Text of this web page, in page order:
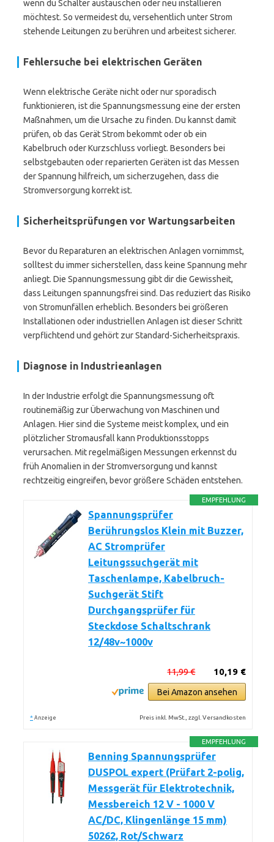
wenn du Schalter austauschen oder neu installieren
möchtest. So vermeidest du, versehentlich unter Strom
stehende Leitungen zu berühren und arbeitest sicherer.
Fehlersuche bei elektrischen Geräten
Wenn elektrische Geräte nicht oder nur sporadisch
funktionieren, ist die Spannungsmessung eine der ersten
Maßnahmen, um die Ursache zu finden. Du kannst damit
prüfen, ob das Gerät Strom bekommt oder ob ein
Kabelbruch oder Kurzschluss vorliegt. Besonders bei
selbstgebauten oder reparierten Geräten ist das Messen
der Spannung hilfreich, um sicherzugehen, dass die
Stromversorgung korrekt ist.
Sicherheitsprüfungen vor Wartungsarbeiten
Bevor du Reparaturen an elektrischen Anlagen vornimmst,
solltest du immer sicherstellen, dass keine Spannung mehr
anliegt. Die Spannungsmessung gibt dir die Gewissheit,
dass Leitungen spannungsfrei sind. Das reduziert das Risiko
von Stromunfällen erheblich. Besonders bei größeren
Installationen oder industriellen Anlagen ist dieser Schritt
verpflichtend und gehört zur Standard-Sicherheitspraxis.
Diagnose in Industrieanlagen
In der Industrie erfolgt die Spannungsmessung oft
routinemäßig zur Überwachung von Maschinen und
Anlagen. Hier sind die Systeme meist komplex, und ein
plötzlicher Stromausfall kann Produktionsstopps
verursachen. Mit regelmäßigen Messungen erkennst du
früh Anomalien in der Stromversorgung und kannst
rechtzeitig eingreifen, bevor größere Schäden entstehen.
EMPFEHLUNG
Spannungsprüfer
Berührungslos Klein mit Buzzer,
AC Stromprüfer
Leitungssuchgerät mit
Taschenlampe, Kabelbruch-
Suchgerät Stift
Durchgangsprüfer für
Steckdose Schaltschrank
12/48v~1000v
10,19 €
11,99 €
Bei Amazon ansehen
* Anzeige Preis inkl. MwSt., zzgl. Versandkosten
EMPFEHLUNG
Benning Spannungsprüfer
DUSPOL expert (Prüfart 2-polig,
Messgerät für Elektrotechnik,
Messbereich 12 V - 1000 V
AC/DC, Klingenlänge 15 mm)
50262, Rot/Schwarz